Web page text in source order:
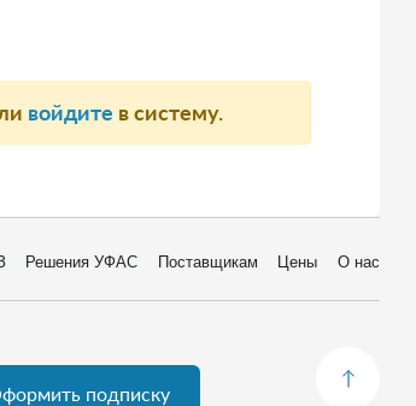
войдите в систему.
Решения УФАС Поставщикам Цены О нас
подписку